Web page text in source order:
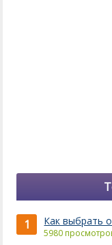
1 Как выбрать
5980